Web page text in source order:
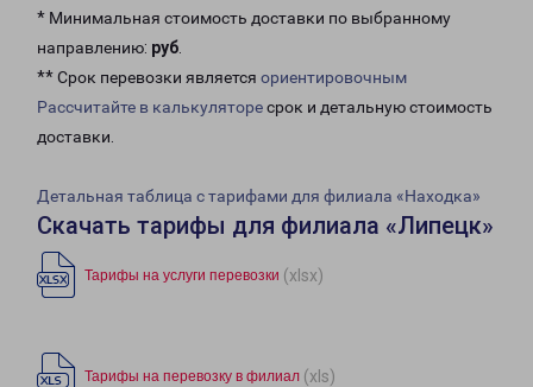
* Минимальная стоимость доставки по выбранному
направлению: руб.
** Срок перевозки является ориентировочным
Рассчитайте в калькуляторесрок и детальную стоимость
доставки.
Детальная таблица с тарифами для филиала «Находка»
Скачать тарифы для филиала «Липецк»
Тарифы на услуги перевозки (xlsx)
Тарифы на перевозку в филиал (xls)